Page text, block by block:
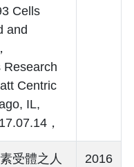
Cells
and
Research
Centric
IL,
，
受體之人
2016